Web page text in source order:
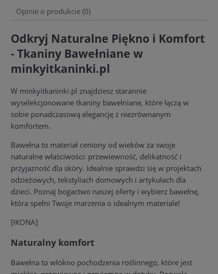
Opinie o produkcie (0)
Odkryj Naturalne Piękno i Komfort
- Tkaniny Bawełniane w
minkyitkaninki.pl
W minkyitkaninki.pl znajdziesz starannie
wyselekcjonowane tkaniny bawełniane, które łączą w
sobie ponadczasową elegancję z niezrównanym
komfortem.
Bawełna to materiał ceniony od wieków za swoje
naturalne właściwości: przewiewność, delikatność i
przyjazność dla skóry. Idealnie sprawdzi się w projektach
odzieżowych, tekstyliach domowych i artykułach dla
dzieci. Poznaj bogactwo naszej oferty i wybierz bawełnę,
która spełni Twoje marzenia o idealnym materiale!
[IKONA]
Naturalny komfort
Bawełna to włókno pochodzenia roślinnego, które jest